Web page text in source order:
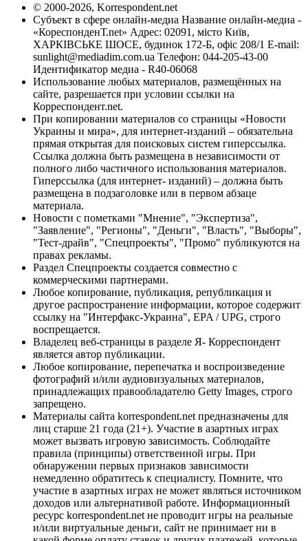
© 2000-2026, Korrespondent.net
Субъект в сфере онлайн-медиа Название онлайн-медиа -
«КореспонденТ.net» Адрес: 02091, місто Київ,
ХАРКІВСЬКЕ ШОСЕ, будинок 172-Б, офіс 208/1 E-mail:
sunlight@mediadim.com.ua Телефон: 044-205-43-00
Идентификатор медиа - R40-06068
Использование любых материалов, размещённых на
сайте, разрешается при условии ссылки на
Корреспондент.net.
При копировании материалов со страницы «Новости
Украины и мира», для интернет-изданий – обязательна
прямая открытая для поисковых систем гиперссылка.
Ссылка должна быть размещена в независимости от
полного либо частичного использования материалов.
Гиперссылка (для интернет- изданий) – должна быть
размещена в подзаголовке или в первом абзаце
материала.
Новости с пометками "Мнение", "Экспертиза",
"Заявление", "Регионы", "Деньги", "Власть", "Выборы",
"Тест-драйв", "Спецпроекты", "Промо" публикуются на
правах рекламы.
Раздел Спецпроекты создается совместно с
коммерческими партнерами.
Любое копирование, публикация, републикация и
другое распространение информации, которое содержит
ссылку на "Интерфакс-Украина", EPA / UPG, строго
воспрещается.
Владелец веб-страницы в разделе Я- Корреспондент
является автор публикации.
Любое копирование, перепечатка и воспроизведение
фотографий и/или аудиовизуальных материалов,
принадлежащих правообладателю Getty Images, строго
запрещено.
Материалы сайта korrespondent.net предназначены для
лиц старше 21 года (21+). Участие в азартных играх
может вызвать игровую зависимость. Соблюдайте
правила (принципы) ответственной игры. При
обнаружении первых признаков зависимости
немедленно обратитесь к специалисту. Помните, что
участие в азартных играх не может являться источником
доходов или альтернативой работе. Информационный
ресурс korrespondent.net не проводит игры на реальные
и/или виртуальные деньги, сайт не принимает ни в